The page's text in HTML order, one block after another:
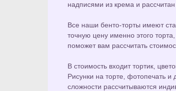
надписями из крема и
Все наши бенто-торты имеют
точную цену именно этого
поможет вам рассчитать
В стоимость входит тортик,
Рисунки на торте, фотопечать и
сложности рассчитываются